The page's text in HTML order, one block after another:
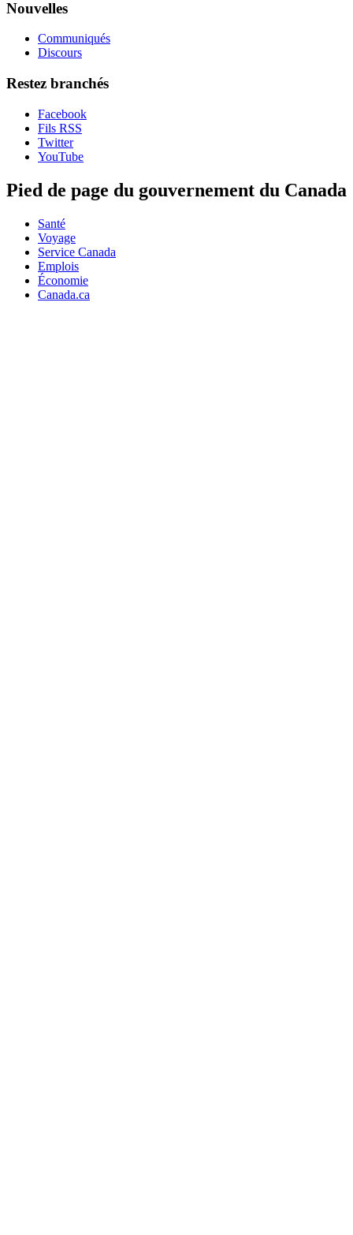
Nouvelles
Communiqués
Discours
Restez branchés
Facebook
Fils RSS
Twitter
YouTube
Pied de page du gouvernement du Canada
Santé
Voyage
Service Canada
Emplois
Économie
Canada.ca